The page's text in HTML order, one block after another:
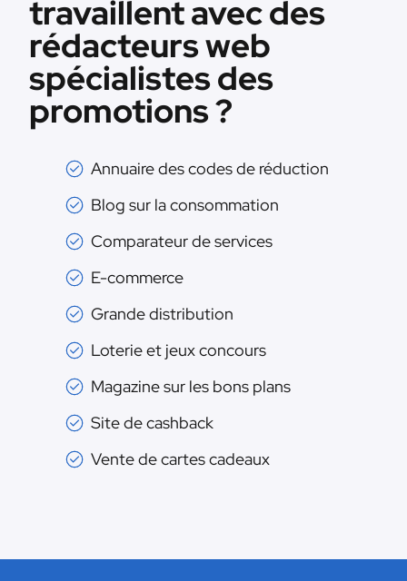
travaillent avec des
rédacteurs web
spécialistes des
promotions ?
Annuaire des codes de réduction
Blog sur la consommation
Comparateur de services
E-commerce
Grande distribution
Loterie et jeux concours
Magazine sur les bons plans
Site de cashback
Vente de cartes cadeaux